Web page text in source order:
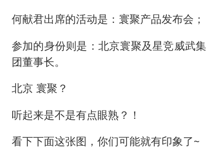
何献君出席的活动是：寰聚产品发布会；
参加的身份则是：北京寰聚及星竞威武集
团董事长。
北京 寰聚？
听起来是不是有点眼熟？！
看下下面这张图，你们可能就有印象了~